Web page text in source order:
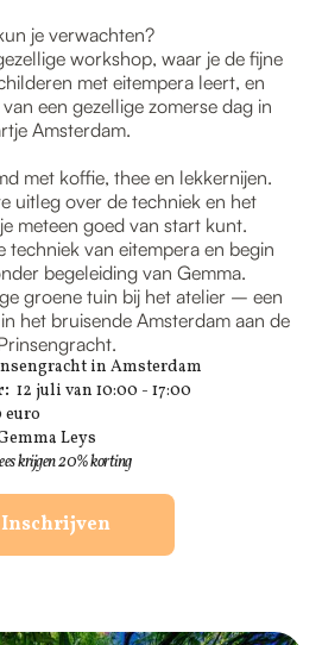
je verwachten?
workshop, waar je de fijne
met eitempera leert, en
een gezellige zomerse dag in
Amsterdam.
met koffie, thee en lekkernijen.
uitleg over de techniek en het
meteen goed van start kunt.
techniek van eitempera en begin
begeleiding van Gemma.
groene tuin bij het atelier – een
het bruisende Amsterdam aan de
in Amsterdam
12 juli van 10:00 - 17:00
euro
Leys
krijgen 20% korting
Inschrijven